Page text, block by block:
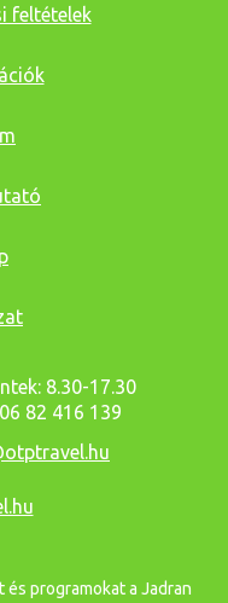
feltételek
8.30-17.30
82 416 139
programokat a Jadran